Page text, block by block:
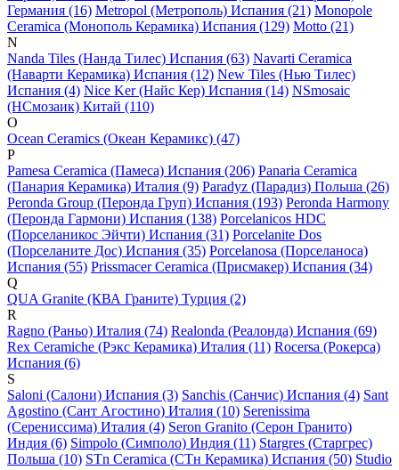
Германия (16) Metropol (Метрополь) Испания (21) Monopole
Ceramica (Монополь Керамика) Испания (129) Motto (21)
N
Nanda Tiles (Нанда Тилес) Испания (63) Navarti Ceramica
(Наварти Керамика) Испания (12) New Tiles (Нью Тилес)
Испания (4) Nice Ker (Найс Кер) Испания (14) NSmosaic
(НСмозаик) Китай (110)
O
Ocean Ceramics (Океан Керамикс) (47)
P
Pamesa Ceramica (Памеса) Испания (206) Panaria Ceramica
(Панария Керамика) Италия (9) Paradyz (Парадиз) Польша (26)
Peronda Group (Перонда Груп) Испания (193) Peronda Harmony
(Перонда Гармони) Испания (138) Porcelanicos HDC
(Порселаникос Эйчти) Испания (31) Porcelanite Dos
(Порселаните Дос) Испания (35) Porcelanosa (Порселаноса)
Испания (55) Prissmacer Ceramica (Присмакер) Испания (34)
Q
QUA Granite (КВА Граните) Турция (2)
R
Ragno (Раньо) Италия (74) Realonda (Реалонда) Испания (69)
Rex Ceramiche (Рэкс Керамика) Италия (11) Rocersa (Рокерса)
Испания (6)
S
Saloni (Салони) Испания (3) Sanchis (Санчис) Испания (4) Sant
Agostino (Сант Агостино) Италия (10) Serenissima
(Серениссима) Италия (4) Seron Granito (Серон Гранито)
Индия (6) Simpolo (Симполо) Индия (11) Stargres (Старгрес)
Польша (10) STn Ceramica (СТн Керамика) Испания (50) Studio